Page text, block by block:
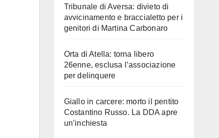
Tribunale di Aversa: divieto di
avvicinamento e braccialetto per i
genitori di Martina Carbonaro
Orta di Atella: torna libero
26enne, esclusa l’associazione
per delinquere
Giallo in carcere: morto il pentito
Costantino Russo. La DDA apre
un’inchiesta